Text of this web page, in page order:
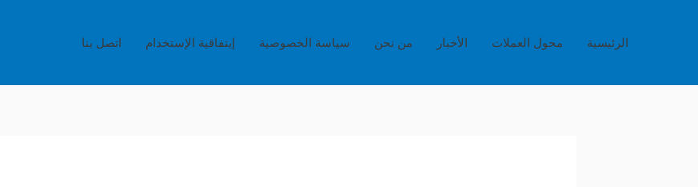
الرئيسية محول العملات الأخبار من نحن سياسة الخصوصية إيتفاقية الإستخدام اتصل بنا